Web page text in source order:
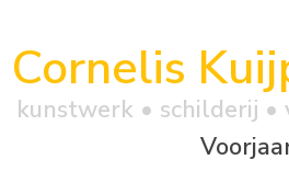
Cornelis
kunstwerk • schilderij •